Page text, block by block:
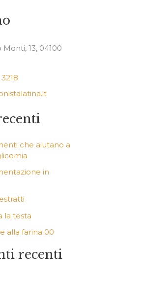
Monti, 13, 04100
che aiutano a
in
la testa
alla farina 00
recenti